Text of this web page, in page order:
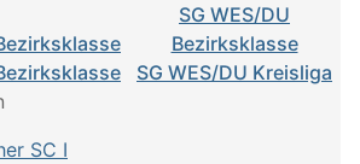
SG WES/DU
Bezirksklasse
SG WES/DU Kreisliga
SC I